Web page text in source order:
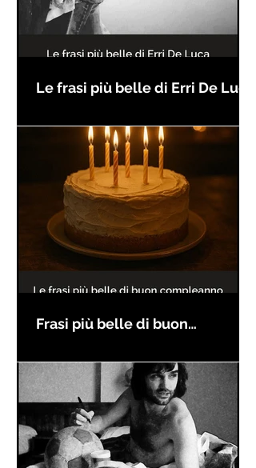
Le frasi più belle di Erri De Luca
Frasi più belle di buon